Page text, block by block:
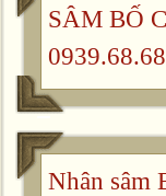
SÂM BỐ
Nhân sâm